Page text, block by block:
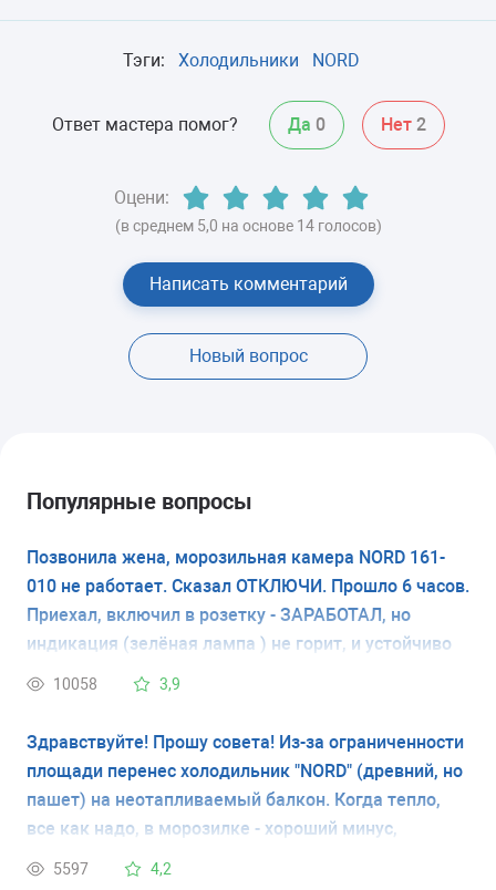
Тэги: Холодильники NORD
Ответ мастера помог? Да 0 Нет 2
Оцени:
(в среднем 5,0 на основе 14 голосов)
Написать комментарий
Новый вопрос
Популярные вопросы
Позвонила жена, морозильная камера NORD 161-
010 не работает. Сказал ОТКЛЮЧИ. Прошло 6 часов.
Приехал, включил в розетку - ЗАРАБОТАЛ, но
индикация (зелёная лампа ) не горит, и устойчиво
горит красная лампа ,и не слышно как раньше как
понижать температуру, но всё равно с ним что-то
не так. ИМХО
10058 3,9
Здравствуйте! Прошу совета! Из-за ограниченности
площади перенес холодильник "NORD" (древний, но
пашет) на неотапливаемый балкон. Когда тепло,
все как надо, в морозилке - хороший минус,
продукты заморожены. Когда наступают холода,
5597 4,2